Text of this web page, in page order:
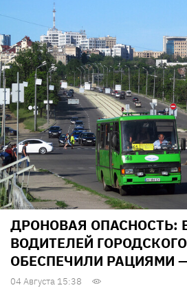
ДРОНОВАЯ ОПАСНОСТЬ:
ВОДИТЕЛЕЙ
ОБЕСПЕЧИЛИ РАЦИЯМИ
04 Августа 15:38